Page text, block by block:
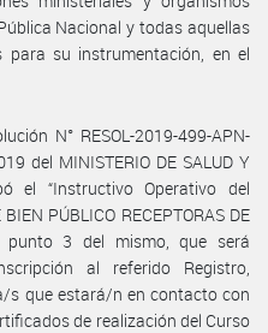
Nacional y todas aquellas
para su instrumentación, en el
N° RESOL-2019-499-APN-
del MINISTERIO DE SALUD Y
el “Instructivo Operativo del
PÚBLICO RECEPTORAS DE
punto 3 del mismo, que será
al referido Registro,
s que estará/n en contacto con
de realización del Curso